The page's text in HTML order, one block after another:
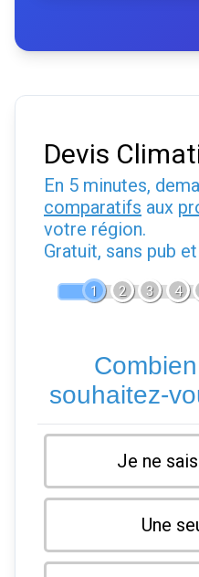
Devis
En 5 minutes,
comparatifs aux
votre région.
Gratuit, sans pub
1 2 3 4
souhaitez-
Je ne
Une